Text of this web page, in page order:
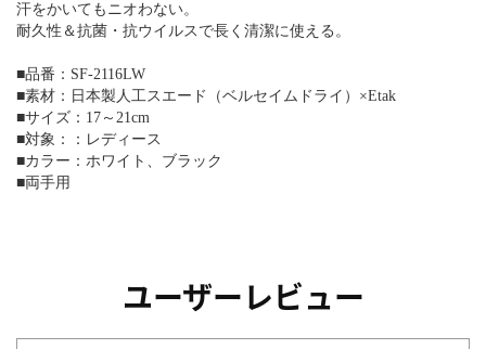
汗をかいてもニオわない。
耐久性＆抗菌・抗ウイルスで長く清潔に使える。
■品番：SF-2116LW
■素材：日本製人工スエード（ベルセイムドライ）×Etak
■サイズ：17～21cm
■対象：：レディース
■カラー：ホワイト、ブラック
■両手用
ユーザーレビュー